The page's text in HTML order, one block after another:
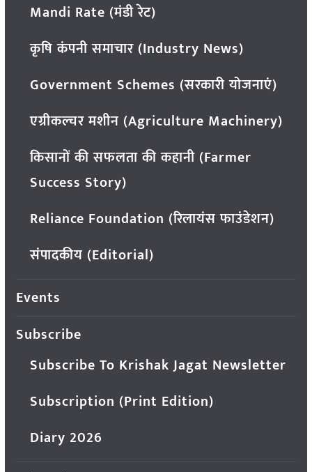
Mandi Rate (मंडी रेट)
कृषि कंपनी समाचार (Industry News)
Government Schemes (सरकारी योजनाएं)
एग्रीकल्चर मशीन (Agriculture Machinery)
किसानों की सफलता की कहानी (Farmer
Success Story)
Reliance Foundation (रिलायंस फाउंडेशन)
संपादकीय (Editorial)
Events
Subscribe
Subscribe To Krishak Jagat Newsletter
Subscription (Print Edition)
Diary 2026